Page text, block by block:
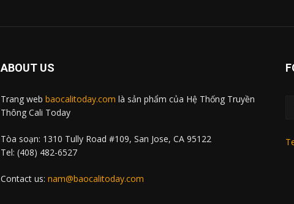
ABOUT US
Trang web baocalitoday.com là sản phẩm của Hệ Thống Truyền
Thông Cali Today
Tòa soạn: 1310 Tully Road #109, San Jose, CA 95122
Tel: (408) 482-6527
Contact us: nam@baocalitoday.com